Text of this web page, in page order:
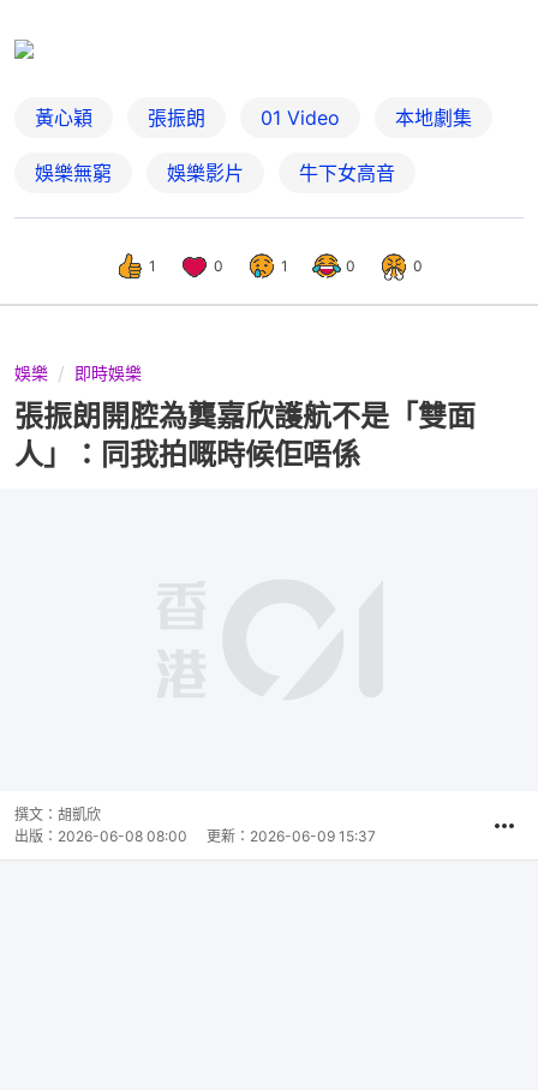
黃心穎 張振朗 01 Video 本地劇集
娛樂無窮 娛樂影片 牛下女高音
1 0 1 0 0
娛樂 即時娛樂
張振朗開腔為龔嘉欣護航不是「雙面
人」：同我拍嘅時候佢唔係
撰文： 胡凱欣
出版： 2026-06-08 08:00 更新： 2026-06-09 15:37